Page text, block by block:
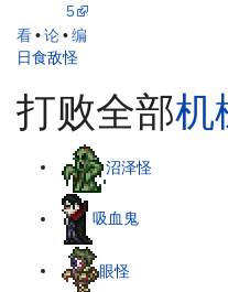
5
看•论•编
日食敌怪
打败全部机
沼泽怪
吸血鬼
眼怪